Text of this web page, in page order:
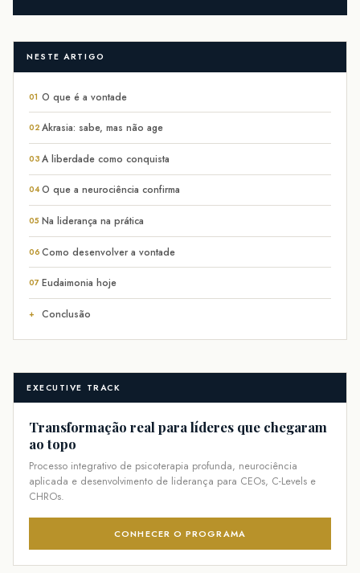
NESTE ARTIGO
01 O que é a vontade
02 Akrasia: sabe, mas não age
03 A liberdade como conquista
04O que a neurociência confirma
05 Na liderança na prática
06 Como desenvolver a vontade
07 Eudaimonia hoje
+ Conclusão
EXECUTIVE TRACK
Transformação real para líderes que chegaram
ao topo
Processo integrativo de psicoterapia profunda, neurociência
aplicada e desenvolvimento de liderança para CEOs, C-Levels e
CHROs.
CONHECER O PROGRAMA